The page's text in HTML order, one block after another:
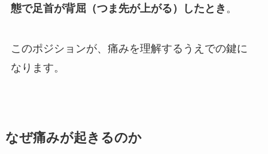
態で足首が背屈（つま先が上がる）したとき 。
このポジションが、痛みを理解するうえでの鍵に
なります。
なぜ痛みが起きるのか